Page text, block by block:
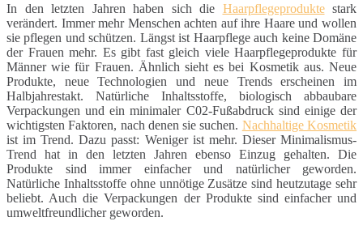
In den letzten Jahren haben sich die Haarpflegeproduktestark
verändert. Immer mehr Menschen achten auf ihre Haare und wollen
sie pflegen und schützen. Längst ist Haarpflege auch keine Domäne
der Frauen mehr. Es gibt fast gleich viele Haarpflegeprodukte für
Männer wie für Frauen. Ähnlich sieht es bei Kosmetik aus. Neue
Produkte, neue Technologien und neue Trends erscheinen im
Halbjahrestakt. Natürliche Inhaltsstoffe, biologisch abbaubare
Verpackungen und ein minimaler C02-Fußabdruck sind einige der
wichtigsten Faktoren, nach denen sie suchen. Nachhaltige Kosmetik
ist im Trend. Dazu passt: Weniger ist mehr. Dieser Minimalismus-
Trend hat in den letzten Jahren ebenso Einzug gehalten. Die
Produkte sind immer einfacher und natürlicher geworden.
Natürliche Inhaltsstoffe ohne unnötige Zusätze sind heutzutage sehr
beliebt. Auch die Verpackungen der Produkte sind einfacher und
umweltfreundlicher geworden.